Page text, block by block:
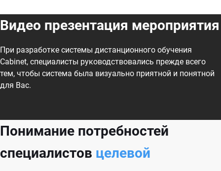
Видео презентация мероприятия
При разработке системы дистанционного обучения
Cabinet, специалисты руководствовались прежде всего
тем, чтобы система была визуально приятной и понятной
для Вас.
Понимание потребностей
специалистов целевой